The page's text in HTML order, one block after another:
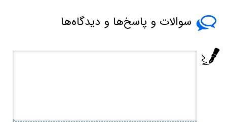
سوالات و پاسخ‌ها و دیدگاه‌ها